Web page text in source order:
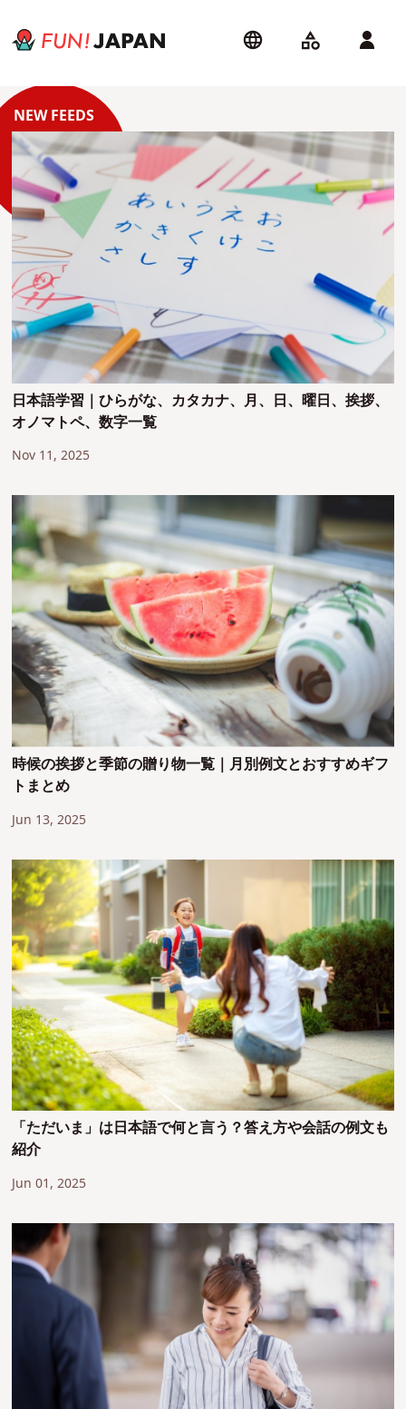
日本語学習｜ひらがな、カタカナ、月、日、曜日、挨拶、
オノマトペ、数字一覧
Nov 11, 2025
時候の挨拶と季節の贈り物一覧｜月別例文とおすすめギフ
トまとめ
Jun 13, 2025
「ただいま」は日本語で何と言う？答え方や会話の例文も
紹介
Jun 01, 2025